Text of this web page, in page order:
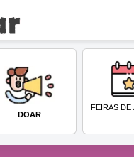
DOAR
FEIRAS DE